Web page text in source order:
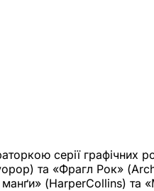
серії графічних
та «Фрагл Рок»
(HarperCollins) та